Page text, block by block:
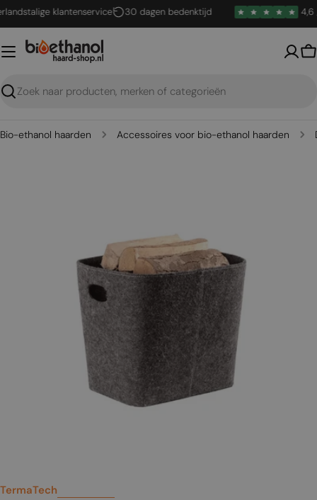
Ga
naar
inhoud
klantenservice 30 dagen bedenktijd 4,6 / 5
Zoeken
Bio-ethanol haarden Accessoires voor bio-ethanol haarden
media 0 in een venster
TermaTech